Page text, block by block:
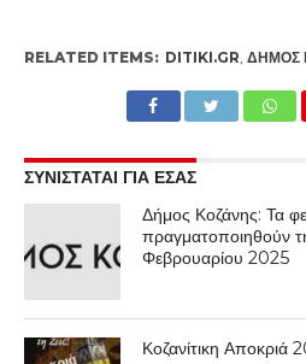
RELATED ITEMS: DITIKI.GR, ΔΉΜΟΣ
ΣΥΝΙΣΤΑΤΑΙ ΓΙΑ ΕΣΑΣ
Δήμος Κοζάνης: Τα
πραγματοποιηθούν
Φεβρουαρίου 2025
Κοζανίτικη Αποκριά